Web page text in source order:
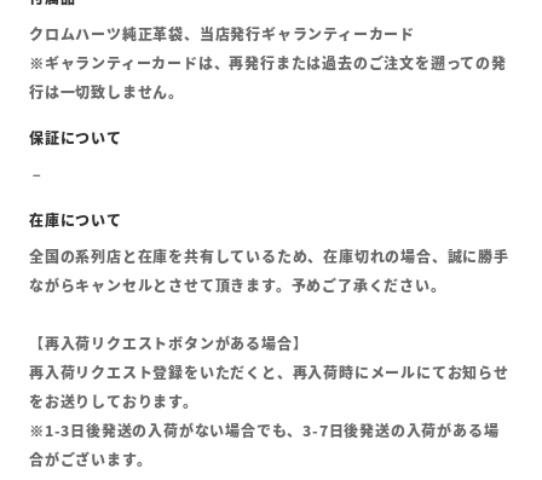
クロムハーツ純正革袋、当店発行ギャランティーカード
※ギャランティーカードは、再発行または過去のご注文を遡っての発
行は一切致しません。
全国の系列店と在庫を共有しているため、在庫切れの場合、誠に勝手
ながらキャンセルとさせて頂きます。予めご了承ください。
【再入荷リクエストボタンがある場合】
再入荷リクエスト登録をいただくと、再入荷時にメールにてお知らせ
をお送りしております。
※1-3日後発送の入荷がない場合でも、3-7日後発送の入荷がある場
合がございます。